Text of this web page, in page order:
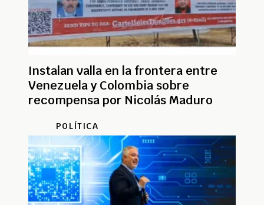
Instalan valla en la frontera entre
Venezuela y Colombia sobre
recompensa por Nicolás Maduro
POLÍTICA